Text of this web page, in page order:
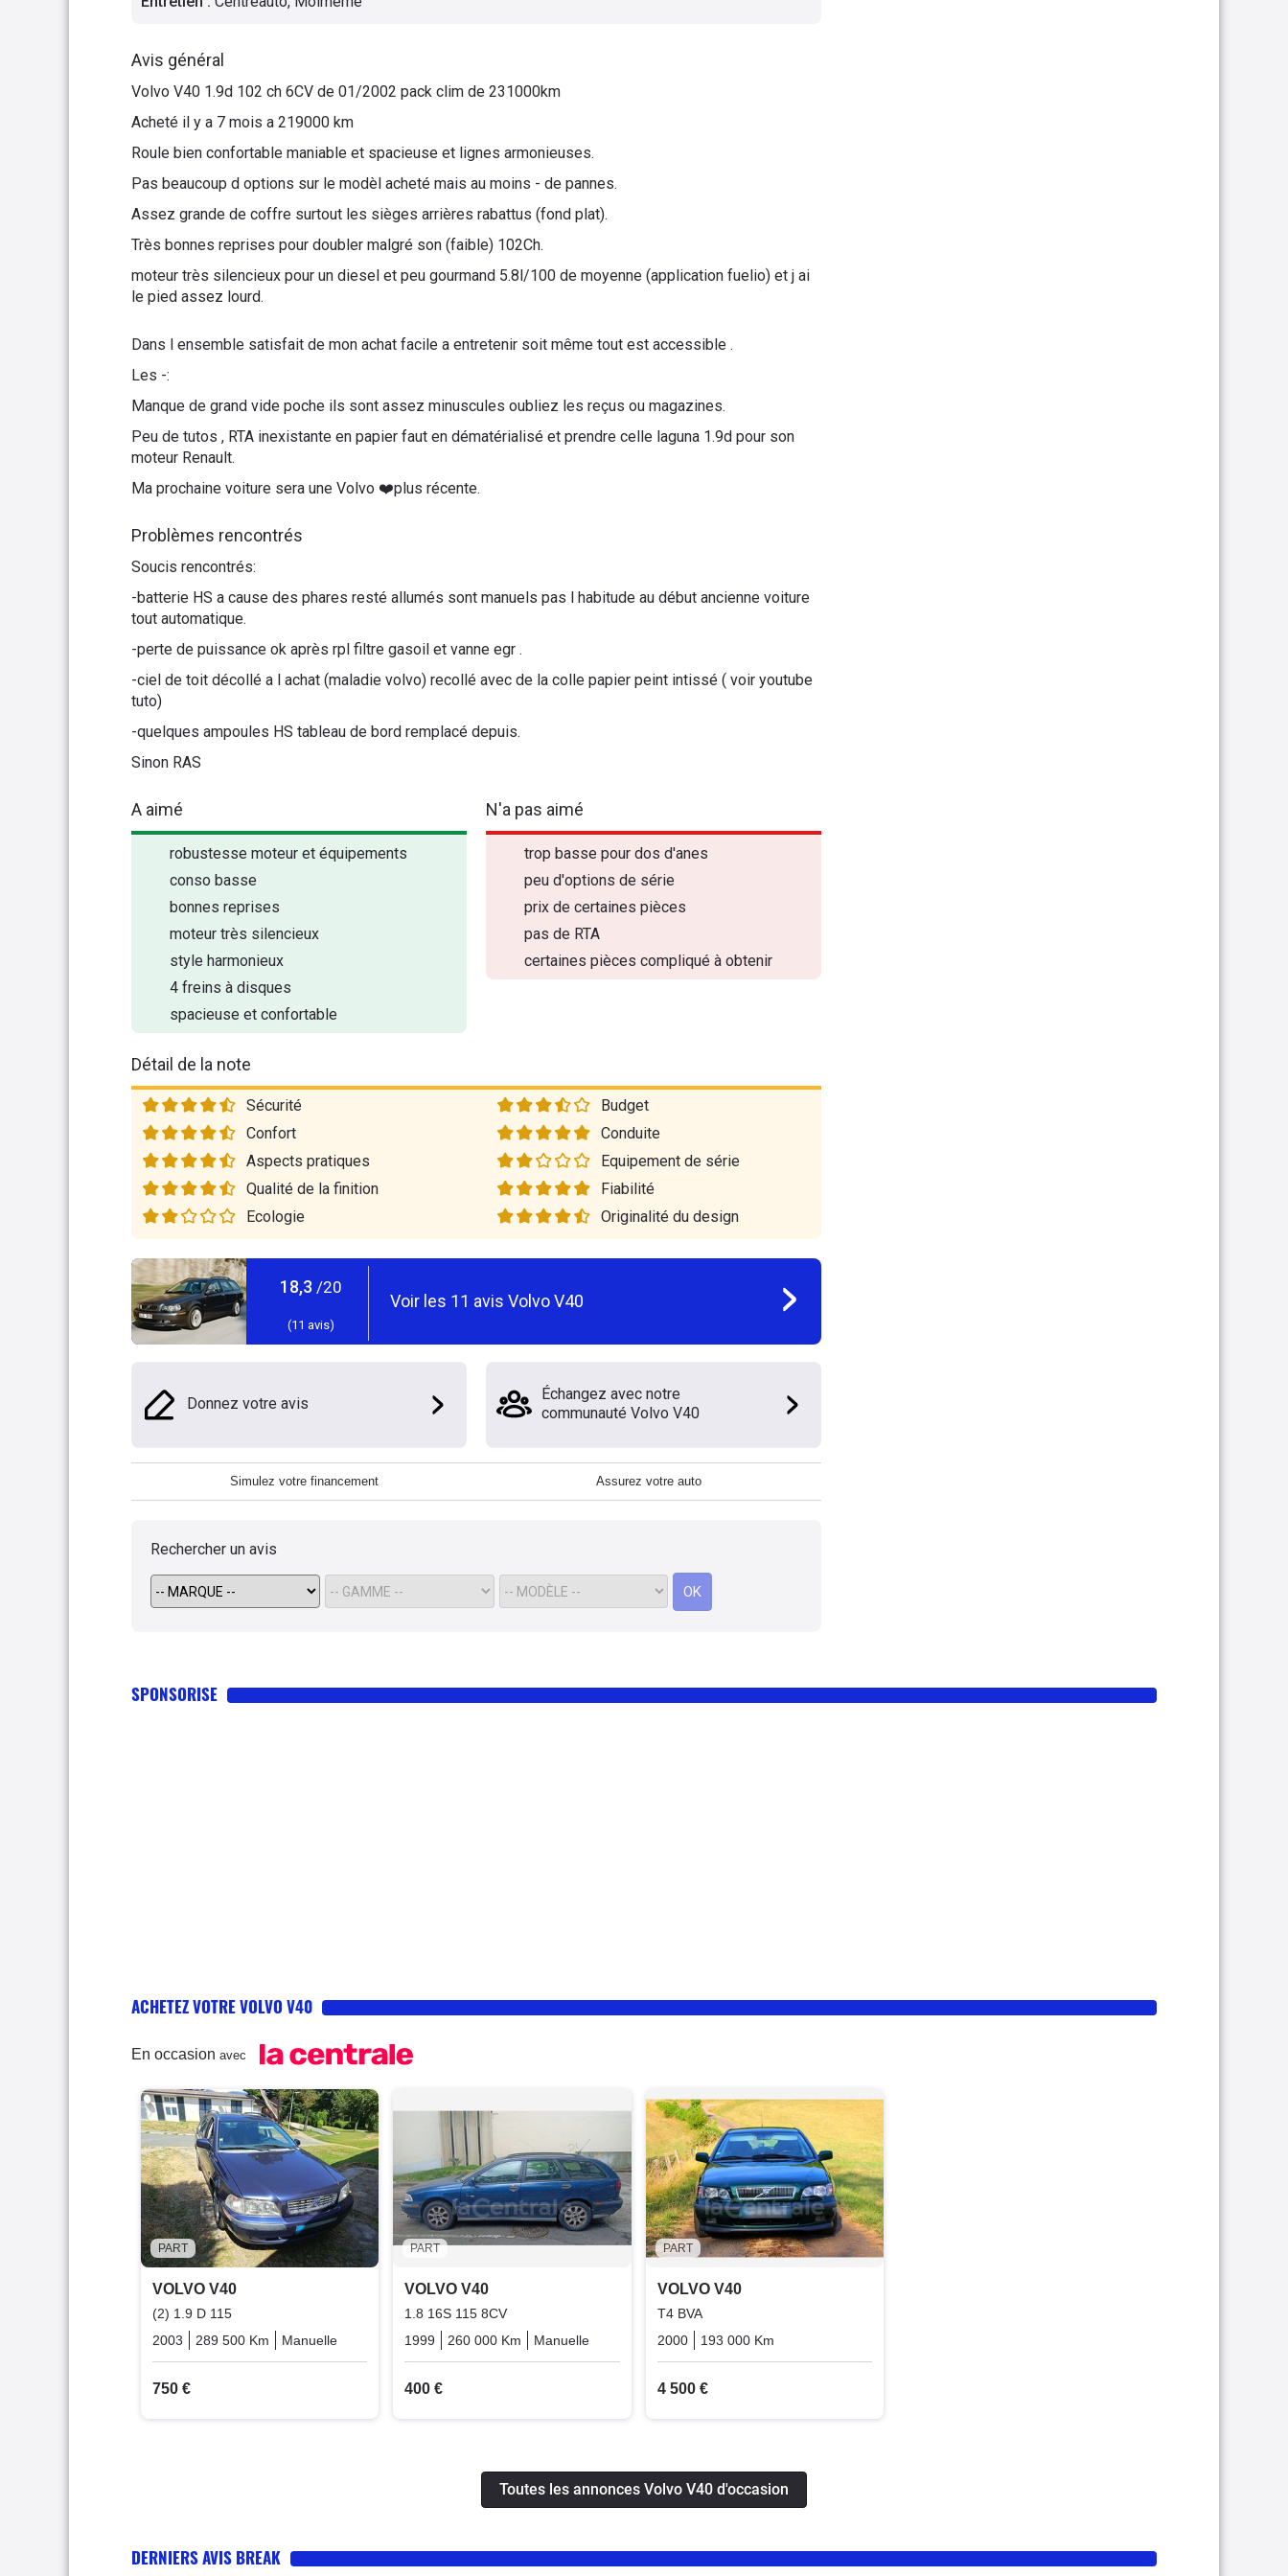
Avis général
Volvo V40 1.9d 102 ch 6CV de 01/2002 pack clim de 231000km
Acheté il y a 7 mois a 219000 km
Roule bien confortable maniable et spacieuse et lignes armonieuses.
Pas beaucoup d options sur le modèl acheté mais au moins - de pannes.
Assez grande de coffre surtout les sièges arrières rabattus (fond plat).
Très bonnes reprises pour doubler malgré son (faible) 102Ch.
moteur très silencieux pour un diesel et peu gourmand 5.8l/100 de moyenne (application fuelio) et j ai
le pied assez lourd.
Dans l ensemble satisfait de mon achat facile a entretenir soit même tout est accessible .
Les -:
Manque de grand vide poche ils sont assez minuscules oubliez les reçus ou magazines.
Peu de tutos , RTA inexistante en papier faut en dématérialisé et prendre celle laguna 1.9d pour son
moteur Renault.
Ma prochaine voiture sera une Volvo ❤️plus récente.
Problèmes rencontrés
Soucis rencontrés:
-batterie HS a cause des phares resté allumés sont manuels pas l habitude au début ancienne voiture
tout automatique.
-perte de puissance ok après rpl filtre gasoil et vanne egr .
-ciel de toit décollé a l achat (maladie volvo) recollé avec de la colle papier peint intissé ( voir youtube
tuto)
-quelques ampoules HS tableau de bord remplacé depuis.
Sinon RAS
A aimé
robustesse moteur et équipements
conso basse
bonnes reprises
moteur très silencieux
style harmonieux
4 freins à disques
spacieuse et confortable
N'a pas aimé
trop basse pour dos d'anes
peu d'options de série
prix de certaines pièces
pas de RTA
certaines pièces compliqué à obtenir
Détail de la note
Sécurité
Budget
Confort
Conduite
Aspects pratiques
Equipement de série
Qualité de la finition
Fiabilité
Ecologie
Originalité du design
18,3 /20
(11 avis)
Voir les 11 avis Volvo V40
Donnez votre avis
Échangez avec notre
communauté Volvo V40
Simulez votre financement Assurez votre auto
Rechercher un avis
OK
SPONSORISE
ACHETEZ VOTRE VOLVO V40
En occasion avec
PART
VOLVO V40
(2) 1.9 D 115
2003
289 500 Km Manuelle
750 €
PART
VOLVO V40
1.8 16S 115 8CV
1999
260 000 Km Manuelle
400 €
PART
VOLVO V40
T4 BVA
2000
193 000 Km
4 500 €
Toutes les annonces Volvo V40 d'occasion
DERNIERS AVIS BREAK